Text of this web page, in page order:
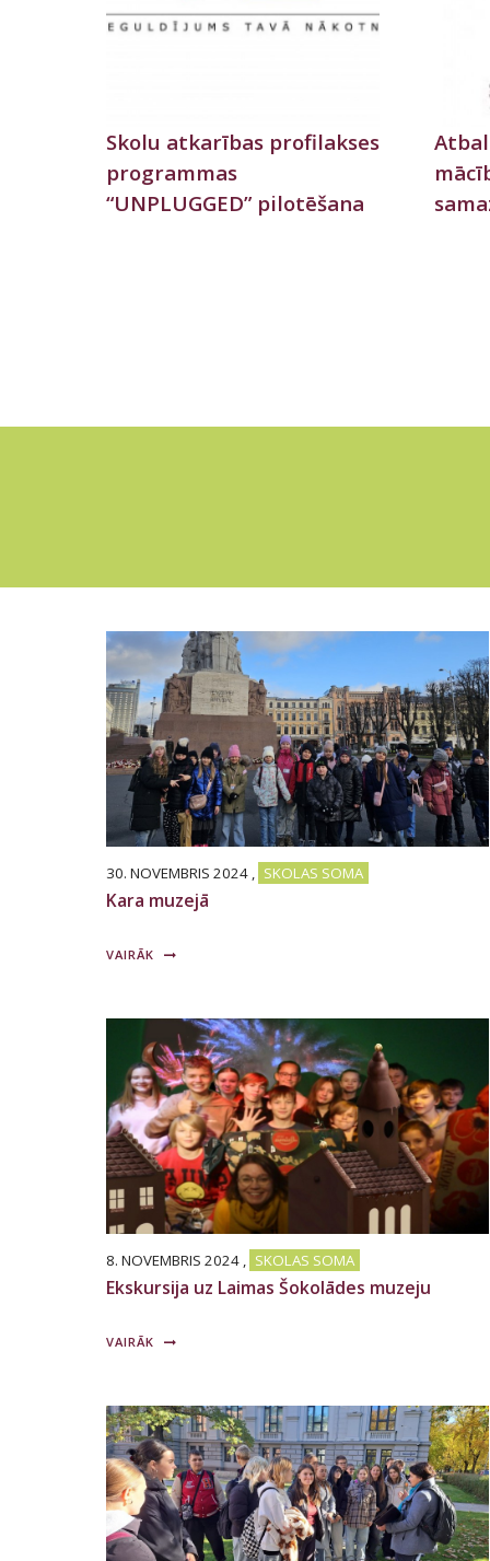
Skolu atkarības profilakses
programmas
“UNPLUGGED” pilotēšana
30. NOVEMBRIS 2024 , SKOLAS SOMA
Kara muzejā
VAIRĀK
8. NOVEMBRIS 2024 , SKOLAS SOMA
Ekskursija uz Laimas Šokolādes muzeju
VAIRĀK